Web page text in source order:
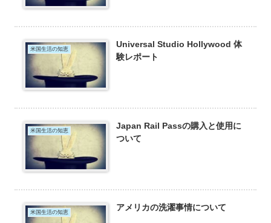
米国生活の知恵
Universal Studio Hollywood 体
験レポート
米国生活の知恵
Japan Rail Passの購入と使用に
ついて
米国生活の知恵 アメリカの洗濯事情について